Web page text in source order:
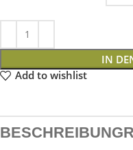
IN
Add to wishlist
BESCHREIBUNG